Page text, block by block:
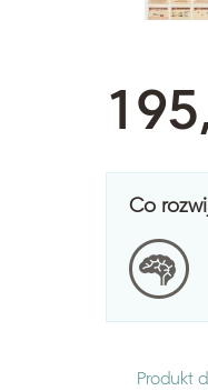
Co
Produkt